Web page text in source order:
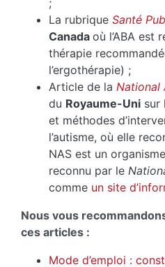
;
La rubrique Santé
Canada où l’ABA est
thérapie
l’ergothérapie) ;
Article de la National
du Royaume-Uni sur
et méthodes
l’autisme, où elle
NAS est un
reconnu par le
comme un site
Nous vous
ces articles :
Mode d’emploi :